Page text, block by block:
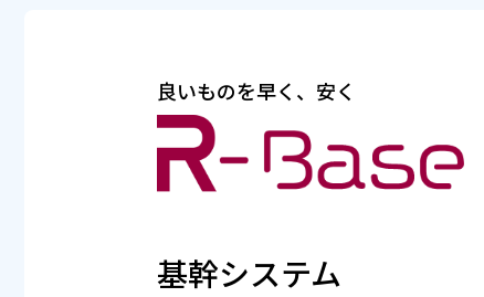
良いものを早く、安く
基幹システム